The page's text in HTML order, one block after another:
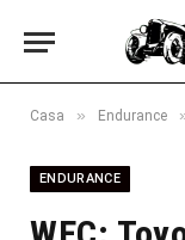
Casa » Endurance
ENDURANCE